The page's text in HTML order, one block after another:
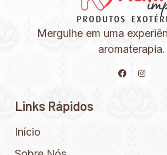
Mergulhe em uma
aromaterapia.
Links Rápidos
Início